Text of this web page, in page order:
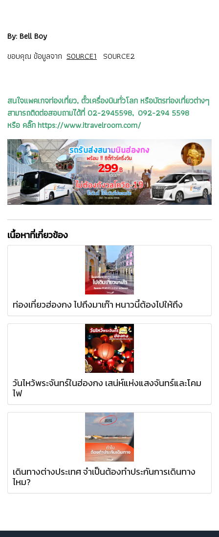
By: Bell Boy
ขอบคุณ ข้อมูลจาก SOURCE1 SOURCE2
สนใจแพคเกจท่องเที่ยว, ตั๋วเครื่องบินทั่วโลก หรือบัตรท่องเที่ยวต่างๆ
สามารถติดต่อสอบถามได้ที่ 02-2945598, 092-294 5598
หรือ คลิ๊ก https://www.itravelroom.com/
เนื้อหาที่เกี่ยวข้อง
ท่องเที่ยวฮ่องกง ไปถึงมาเก๊า หนาวนี้ต้องไปให้ถึง
วันไหว้พระจันทร์ในฮ่องกง เสน่ห์แห่งแสงจันทร์และโคม
ไฟ
เดินทางต่างประเทศ จำเป็นต้องทำประกันการเดินทาง
ไหม?